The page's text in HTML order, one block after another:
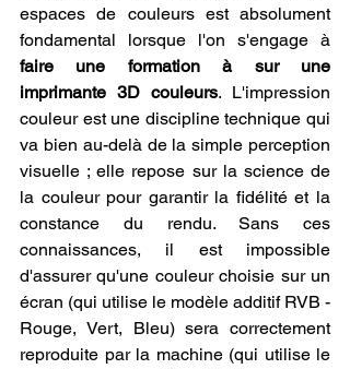
espaces de couleurs est absolument
faire une formation à sur une
imprimante 3D couleurs. L'impression
couleur est une discipline technique qui
va bien au-delà de la simple perception
visuelle ; elle repose sur la science de
la couleur pour garantir la fidélité et la
constance du rendu. Sans ces
connaissances, il est impossible
d'assurer qu'une couleur choisie sur un
écran (qui utilise le modèle additif RVB -
Rouge, Vert, Bleu) sera correctement
reproduite par la machine (qui utilise le